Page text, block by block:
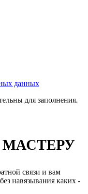
данных
для заполнения.
МАСТЕРУ
связи и вам
навязывания каких -